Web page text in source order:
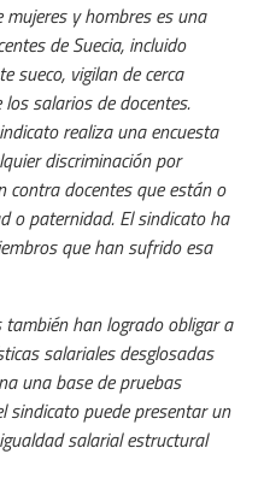
y hombres es una
de Suecia, incluido
sueco, vigilan de cerca
salarios de docentes.
realiza una encuesta
discriminación por
contra docentes que están o
o paternidad. El sindicato ha
que han sufrido esa
han logrado obligar a
salariales desglosadas
una base de pruebas
sindicato puede presentar un
salarial estructural